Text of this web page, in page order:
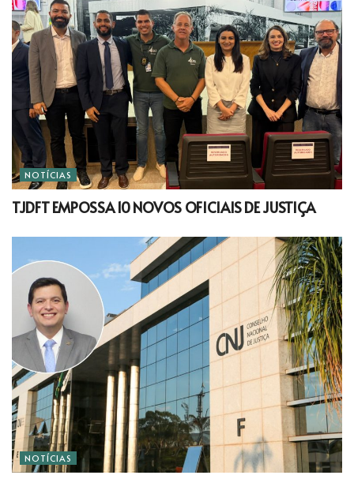
NOTÍCIAS
TJDFT EMPOSSA 10 NOVOS OFICIAIS DE JUSTIÇA
NOTÍCIAS